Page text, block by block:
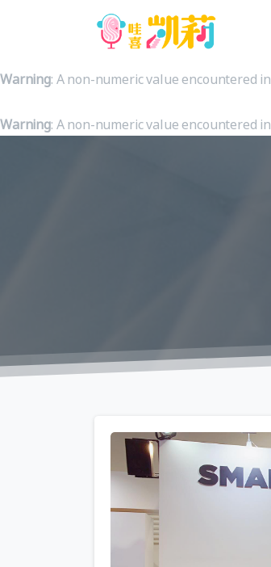
: A non-numeric value encountered in
Warning: A non-numeric value encountered in
Warning: A non-numeric value encountered in